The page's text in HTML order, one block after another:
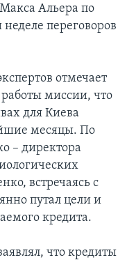
Альера по
переговоров
отмечает
миссии, что
для Киева
месяцы. По
– директора
встречаясь с
путал цели и
кредита.
что кредиты